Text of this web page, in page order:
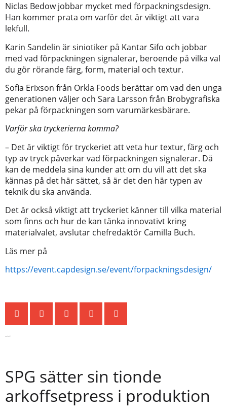
Niclas Bedow jobbar mycket med förpackningsdesign.
Han kommer prata om varför det är viktigt att vara
lekfull.
Karin Sandelin är siniotiker på Kantar Sifo och jobbar
med vad förpackningen signalerar, beroende på vilka val
du gör rörande färg, form, material och textur.
Sofia Erixson från Orkla Foods berättar om vad den unga
generationen väljer och Sara Larsson från Brobygrafiska
pekar på förpackningen som varumärkesbärare.
Varför ska tryckerierna komma?
– Det är viktigt för tryckeriet att veta hur textur, färg och
typ av tryck påverkar vad förpackningen signalerar. Då
kan de meddela sina kunder att om du vill att det ska
kännas på det här sättet, så är det den här typen av
teknik du ska använda.
Det är också viktigt att tryckeriet känner till vilka material
som finns och hur de kan tänka innovativt kring
materialvalet, avslutar chefredaktör Camilla Buch.
Läs mer på
https://event.capdesign.se/event/forpackningsdesign/
SPG sätter sin tionde
arkoffsetpress i produktion